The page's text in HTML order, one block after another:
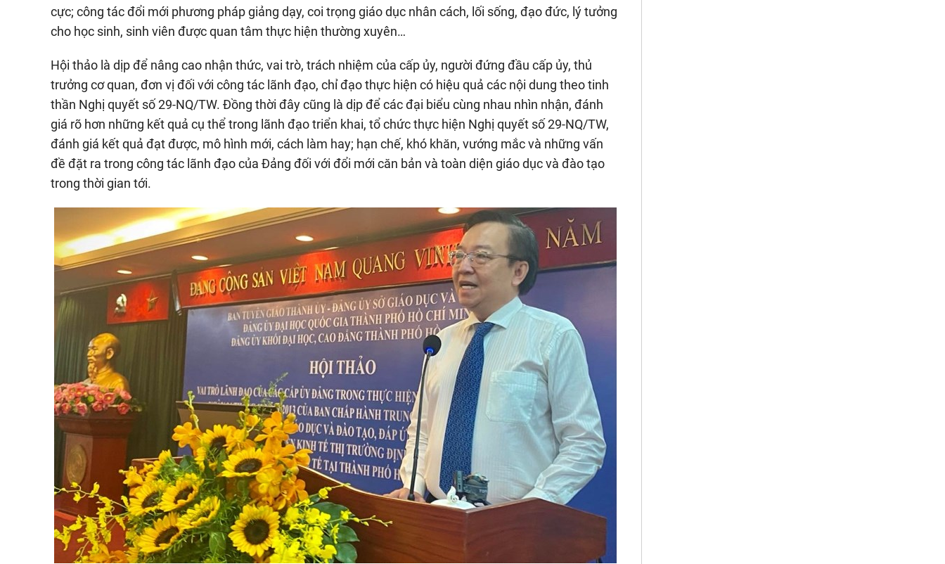
cực; công tác đổi mới phương pháp giảng dạy, coi trọng giáo dục nhân cách, lối sống, đạo đức, lý tưởng
cho học sinh, sinh viên được quan tâm thực hiện thường xuyên…
Hội thảo là dịp để nâng cao nhận thức, vai trò, trách nhiệm của cấp ủy, người đứng đầu cấp ủy, thủ
trưởng cơ quan, đơn vị đối với công tác lãnh đạo, chỉ đạo thực hiện có hiệu quả các nội dung theo tinh
thần Nghị quyết số 29-NQ/TW. Đồng thời đây cũng là dịp để các đại biểu cùng nhau nhìn nhận, đánh
giá rõ hơn những kết quả cụ thể trong lãnh đạo triển khai, tổ chức thực hiện Nghị quyết số 29-NQ/TW,
đánh giá kết quả đạt được, mô hình mới, cách làm hay; hạn chế, khó khăn, vướng mắc và những vấn
đề đặt ra trong công tác lãnh đạo của Đảng đối với đổi mới căn bản và toàn diện giáo dục và đào tạo
trong thời gian tới.